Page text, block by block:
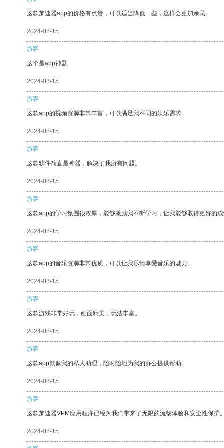
这款加速器app的价格有点贵，可以适当降低一些，这样会更加亲民。
2024-08-15
游客
这个是app神器
2024-08-15
游客
这款app的视频资源非常丰富，可以满足我不同的娱乐需求。
2024-08-15
游客
这款软件简直是神器，解决了我所有问题。
2024-08-15
游客
这款app的学习氛围很浓厚，能够激励我不断学习，让我能够取得更好的
2024-08-15
游客
这款app的音乐资源非常优质，可以让我尽情享受音乐的魅力。
2024-08-15
游客
这款游戏非常好玩，画面精美，玩法丰富。
2024-08-15
游客
这款app就像我的私人助理，随时随地为我的办公提供帮助。
2024-08-15
游客
这款加速器VPM应用程序已经为我们带来了无限的流畅体验和安全性保护
2024-08-15